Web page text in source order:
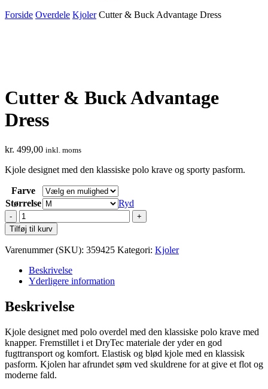
Forside Overdele Kjoler Cutter & Buck Advantage Dress
Cutter & Buck Advantage
Dress
kr. 499,00 inkl. moms
Kjole designet med den klassiske polo krave og sporty pasform.
Farve
Størrelse
Ryd
Cutter
&
Buck
Advantage
antal
Tilføj til kurv
Varenummer (SKU): 359425 Kategori: Kjoler
Beskrivelse
Yderligere information
Beskrivelse
Kjole designet med polo overdel med den klassiske polo krave med
knapper. Fremstillet i et DryTec materiale der yder en god
fugttransport og komfort. Elastisk og blød kjole med en klassisk
pasform. Kjolen har afrundet søm ved skuldrene for at give et flot og
moderne fald.